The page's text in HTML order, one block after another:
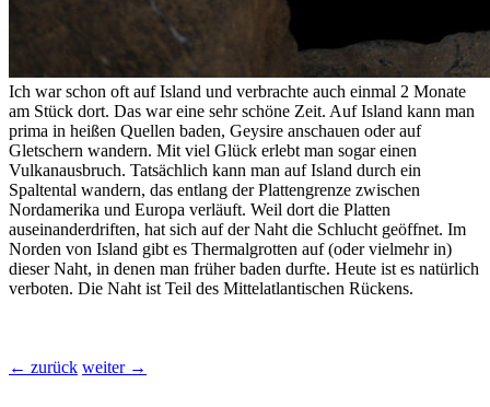
Ich war schon oft auf Island und verbrachte auch einmal 2 Monate
am Stück dort. Das war eine sehr schöne Zeit. Auf Island kann man
prima in heißen Quellen baden, Geysire anschauen oder auf
Gletschern wandern. Mit viel Glück erlebt man sogar einen
Vulkanausbruch. Tatsächlich kann man auf Island durch ein
Spaltental wandern, das entlang der Plattengrenze zwischen
Nordamerika und Europa verläuft. Weil dort die Platten
auseinanderdriften, hat sich auf der Naht die Schlucht geöffnet. Im
Norden von Island gibt es Thermalgrotten auf (oder vielmehr in)
dieser Naht, in denen man früher baden durfte. Heute ist es natürlich
verboten. Die Naht ist Teil des Mittelatlantischen Rückens.
← zurück weiter →